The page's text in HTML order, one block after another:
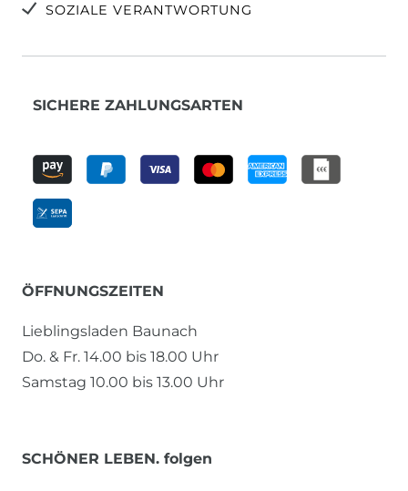
SOZIALE VERANTWORTUNG
SICHERE ZAHLUNGSARTEN
ÖFFNUNGSZEITEN
Lieblingsladen Baunach
Do. & Fr. 14.00 bis 18.00 Uhr
Samstag 10.00 bis 13.00 Uhr
SCHÖNER LEBEN. folgen